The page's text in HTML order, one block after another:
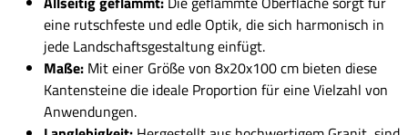
eine rutschfeste und edle Optik, die sich harmonisch in
jede Landschaftsgestaltung einfügt.
Maße: Mit einer Größe von 8x20x100 cm bieten diese
Kantensteine die ideale Proportion für eine Vielzahl von
Anwendungen.